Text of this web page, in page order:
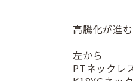
高騰化が進
左から
PTネックレ